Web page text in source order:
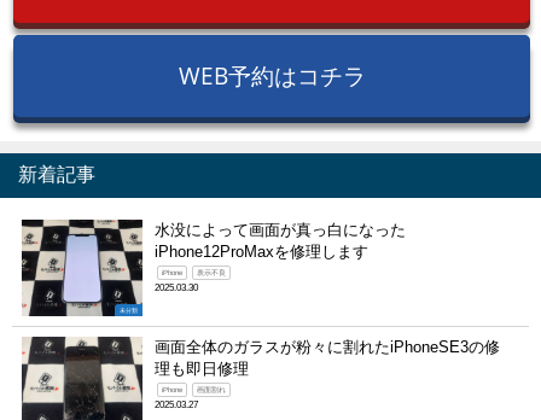
WEB予約はコチラ
新着記事
未分類
水没によって画面が真っ白になった
iPhone12ProMaxを修理します
iPhone 表示不良
2025.03.30
画面全体のガラスが粉々に割れたiPhoneSE3の修
理も即日修理
iPhone 画面割れ
2025.03.27